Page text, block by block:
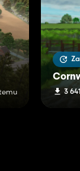
3 641